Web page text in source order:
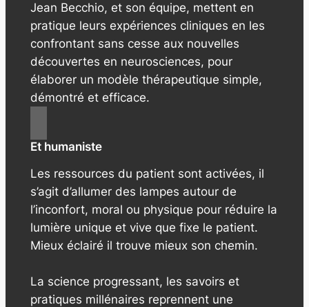
Jean Becchio, et son équipe, mettent en
pratique leurs expériences cliniques en les
confrontant sans cesse aux nouvelles
découvertes en neurosciences, pour
élaborer un modèle thérapeutique simple,
démontré et efficace.
Et humaniste
Les ressources du patient sont activées, il
s’agit d’allumer des lampes autour de
l’inconfort, moral ou physique pour réduire la
lumière unique et vive que fixe le patient.
Mieux éclairé il trouve mieux son chemin.
La science progressant, les savoirs et
pratiques millénaires reprennent une